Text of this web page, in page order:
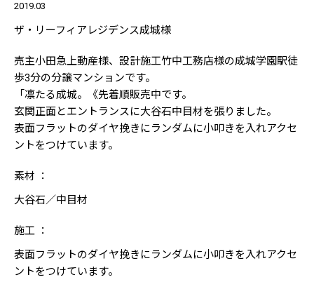
2019.03
ザ・リーフィアレジデンス成城様
売主小田急上動産様、設計施工竹中工務店様の成城学園駅徒
歩3分の分譲マンションです。
「凛たる成城。《先着順販売中です。
玄関正面とエントランスに大谷石中目材を張りました。
表面フラットのダイヤ挽きにランダムに小叩きを入れアクセ
ントをつけています。
素材 ：
大谷石／中目材
施工 ：
表面フラットのダイヤ挽きにランダムに小叩きを入れアクセ
ントをつけています。